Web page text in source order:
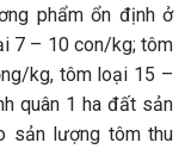
phẩm ổn định ở
7 – 10 con/kg; tôm
kg, tôm loại 15 –
quân 1 ha đất sản
sản lượng tôm thu